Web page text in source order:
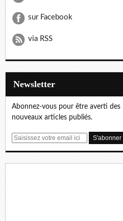
sur Facebook
via RSS
Newsletter
Abonnez-vous pour être averti des
nouveaux articles publiés.
E